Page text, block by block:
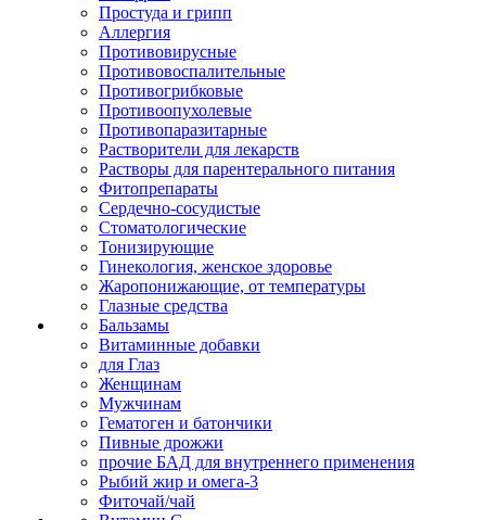
Простуда и грипп
Аллергия
Противовирусные
Противовоспалительные
Противогрибковые
Противоопухолевые
Противопаразитарные
Растворители для лекарств
Растворы для парентерального питания
Фитопрепараты
Сердечно-сосудистые
Стоматологические
Тонизирующие
Гинекология, женское здоровье
Жаропонижающие, от температуры
Глазные средства
Бальзамы
Витаминные добавки
для Глаз
Женщинам
Мужчинам
Гематоген и батончики
Пивные дрожжи
прочие БАД для внутреннего применения
Рыбий жир и омега-3
Фиточай/чай